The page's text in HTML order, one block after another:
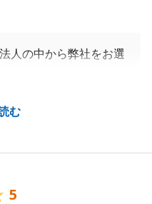
む
人の中から弊社をお選
強させていただく事が
ざいます。
が、一度目のお申込み
頼っていただけました
5